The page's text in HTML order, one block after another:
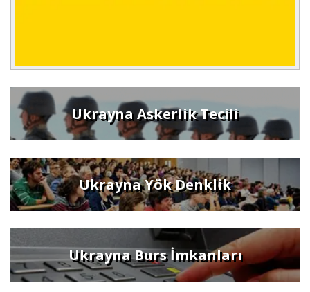
Ukrayna Askerlik Tecili
Ukrayna Yök Denklik
Ukrayna Burs İmkanları